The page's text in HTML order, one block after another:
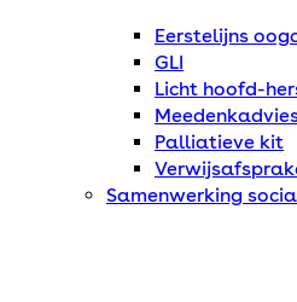
Eerstelijns
GLI
Licht hoofd-
Palliatieve kit
Samenwerking